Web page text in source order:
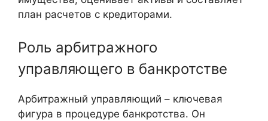
план расчетов с кредиторами.
Роль арбитражного
управляющего в банкротстве
Арбитражный управляющий – ключевая
фигура в процедуре банкротства. Он